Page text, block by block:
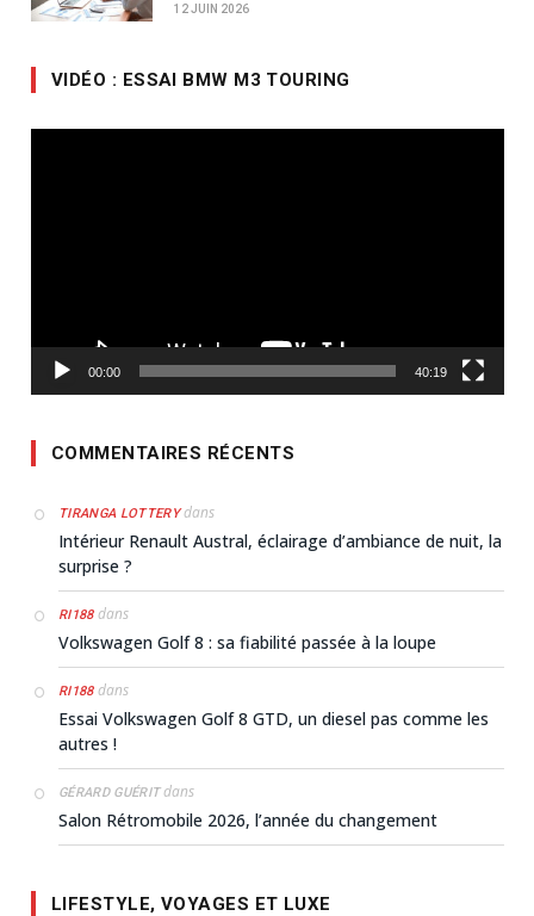
12 JUIN 2026
VIDÉO : ESSAI BMW M3 TOURING
00:00 40:19
COMMENTAIRES RÉCENTS
TIRANGA LOTTERYdans
Intérieur Renault Austral, éclairage d’ambiance de nuit, la
surprise ?
RI188dans
Volkswagen Golf 8 : sa fiabilité passée à la loupe
RI188dans
Essai Volkswagen Golf 8 GTD, un diesel pas comme les
autres !
GÉRARD GUÉRITdans
Salon Rétromobile 2026, l’année du changement
LIFESTYLE, VOYAGES ET LUXE